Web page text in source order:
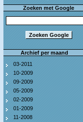
Zoeken met Google
Archief per maand
03-2011
10-2009
09-2009
05-2009
02-2009
01-2009
11-2008